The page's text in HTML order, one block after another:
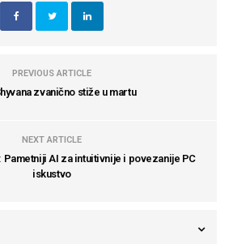
PREVIOUS ARTICLE
zvanično stiže u martu
NEXT ARTICLE
Pametniji AI za intuitivnije i povezanije PC
iskustvo